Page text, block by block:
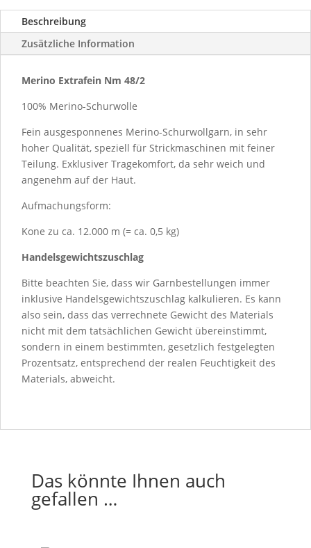
Nr.
Menge
Beschreibung
Zusätzliche Information
Merino Extrafein Nm 48/2
100% Merino-Schurwolle
Fein ausgesponnenes Merino-Schurwollgarn, in sehr
hoher Qualität, speziell für Strickmaschinen mit feiner
Teilung. Exklusiver Tragekomfort, da sehr weich und
angenehm auf der Haut.
Aufmachungsform:
Kone zu ca. 12.000 m (= ca. 0,5 kg)
Handelsgewichtszuschlag
Bitte beachten Sie, dass wir Garnbestellungen immer
inklusive Handelsgewichtszuschlag kalkulieren. Es kann
also sein, dass das verrechnete Gewicht des Materials
nicht mit dem tatsächlichen Gewicht übereinstimmt,
sondern in einem bestimmten, gesetzlich festgelegten
Prozentsatz, entsprechend der realen Feuchtigkeit des
Materials, abweicht.
Das könnte Ihnen auch
gefallen …